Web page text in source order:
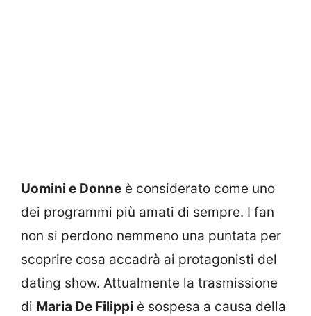
Uomini e Donne è considerato come uno
dei programmi più amati di sempre. I fan
non si perdono nemmeno una puntata per
scoprire cosa accadrà ai protagonisti del
dating show. Attualmente la trasmissione
di Maria De Filippi è sospesa a causa della